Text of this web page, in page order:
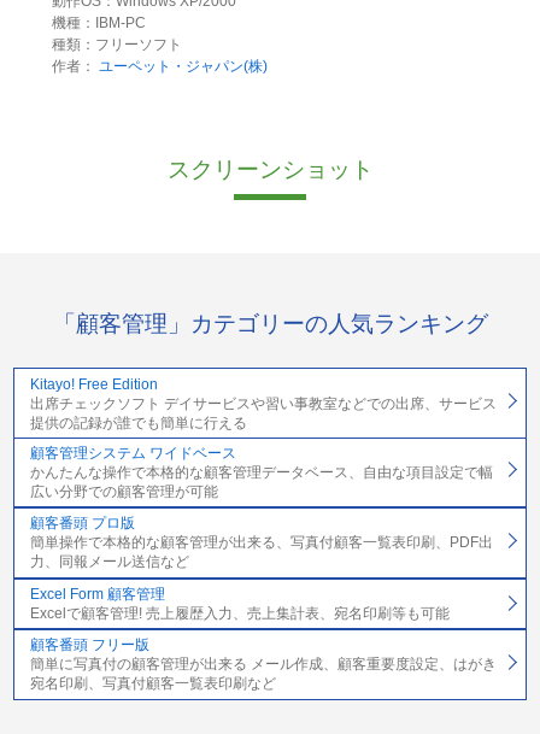
機種：IBM-PC
種類：フリーソフト
作者： ユーペット・ジャパン(株)
スクリーンショット
「顧客管理」カテゴリーの人気ランキング
Kitayo! Free Edition
出席チェックソフト デイサービスや習い事教室などでの出席、サービス
提供の記録が誰でも簡単に行える
顧客管理システム ワイドベース
かんたんな操作で本格的な顧客管理データベース、自由な項目設定で幅
広い分野での顧客管理が可能
顧客番頭 プロ版
簡単操作で本格的な顧客管理が出来る、写真付顧客一覧表印刷、PDF出
力、同報メール送信など
Excel Form 顧客管理
Excelで顧客管理! 売上履歴入力、売上集計表、宛名印刷等も可能
顧客番頭 フリー版
簡単に写真付の顧客管理が出来る メール作成、顧客重要度設定、はがき
宛名印刷、写真付顧客一覧表印刷など